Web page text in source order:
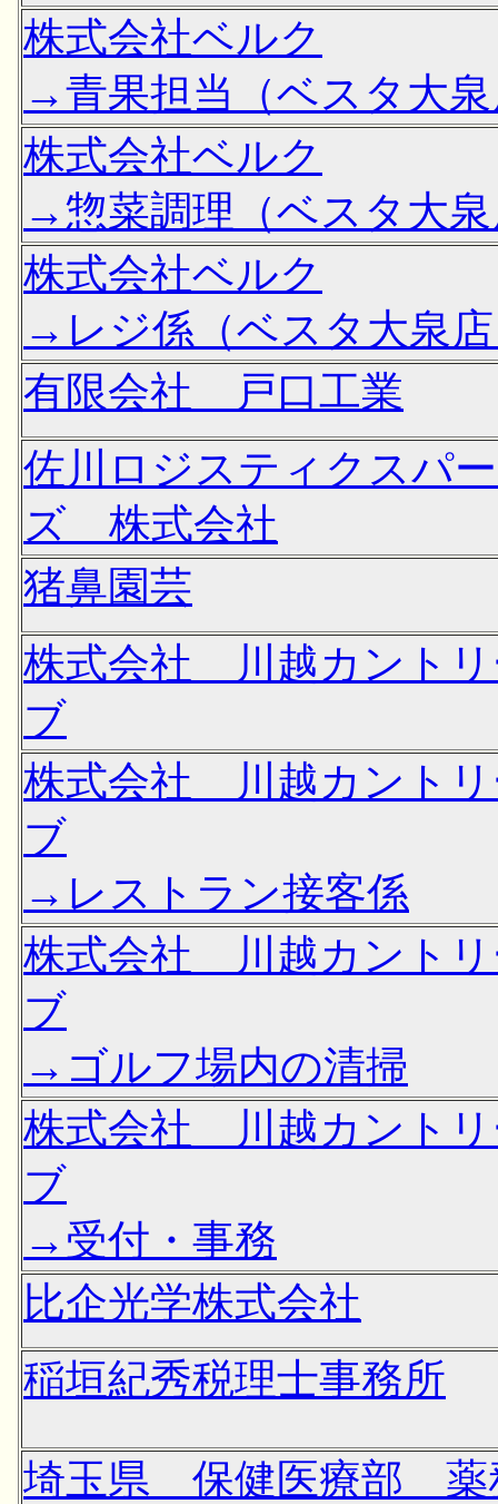
株式会社ベルク
→青果担当（ベスタ大
株式会社ベルク
→惣菜調理（ベスタ大
株式会社ベルク
→レジ係（ベスタ大泉
有限会社 戸口工業
佐川ロジスティクスパ
ズ 株式会社
猪鼻園芸
株式会社 川越カントリ
ブ
株式会社 川越カントリ
ブ
→レストラン接客係
株式会社 川越カントリ
ブ
→ゴルフ場内の清掃
株式会社 川越カントリ
ブ
→受付・事務
比企光学株式会社
稲垣紀秀税理士事務所
埼玉県 保健医療部 薬